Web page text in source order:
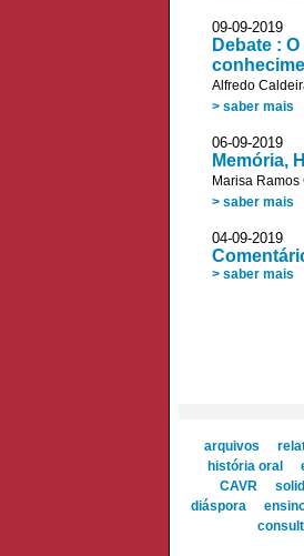
09-09-
Debate :
Alfredo
> saber mais
06-09-
Memória,
Marisa
> saber mais
04-09-
> saber mais
arquivos
história oral
CAVR
diáspora